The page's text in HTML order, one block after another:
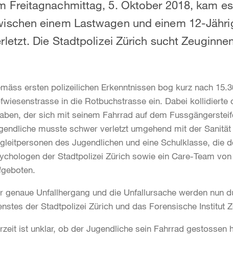
Freitagnachmittag, 5. Oktober 2018, kam
einem Lastwagen und einem 12-
Die Stadtpolizei Zürich sucht
ersten polizeilichen Erkenntnissen bog kurz nach
in die Rotbuchstrasse ein. Dabei kollidierte
der sich mit seinem Fahrrad auf dem
musste schwer verletzt umgehend mit der
des Jugendlichen und eine Schulklasse, die
der Stadtpolizei Zürich sowie ein Care-Team
genaue Unfallhergang und die Unfallursache werden nun
der Stadtpolizei Zürich und das Forensische Institut
ist unklar, ob der Jugendliche sein Fahrrad gestossen